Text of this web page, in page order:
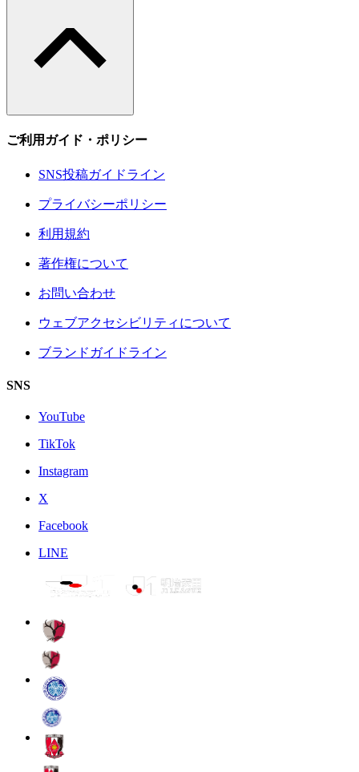
ご利用ガイド・ポリシー
SNS投稿ガイドライン
プライバシーポリシー
利用規約
著作権について
お問い合わせ
ウェブアクセシビリティについて
ブランドガイドライン
SNS
YouTube
TikTok
Instagram
X
Facebook
LINE